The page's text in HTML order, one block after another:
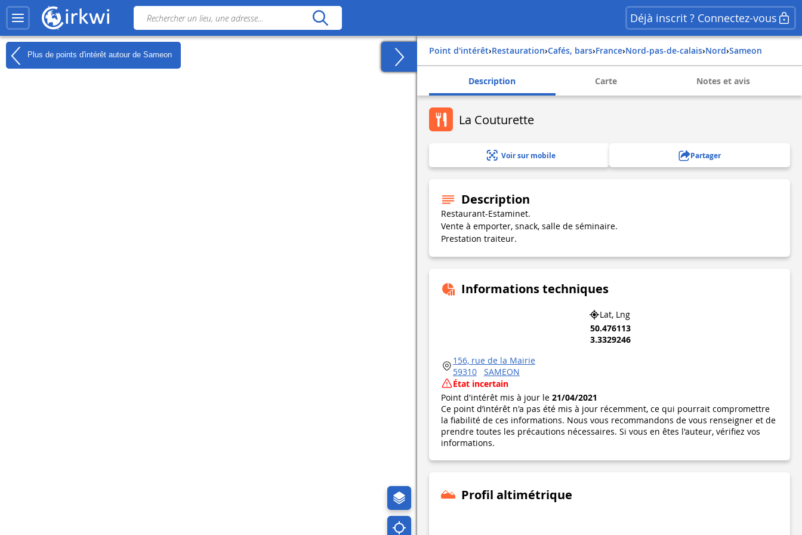
Déjà inscrit ? Connectez-vous
Plus de points d'intérêt autour de Sameon Point d'intérêt› Restauration› Cafés, bars› france› nord-pas-de-calais› nord› sameon
Description Carte Notes et avis
La Couturette
Voir sur mobile Partager
Description
Restaurant-Estaminet.
Vente à emporter, snack, salle de séminaire.
Prestation traiteur.
Informations techniques
Lat, Lng
50.476113
3.3329246
156, rue de la Mairie
59310
SAMEON
État incertain
Point d'intérêt mis à jour le 21/04/2021
Ce point d’intérêt n'a pas été mis à jour récemment, ce qui pourrait compromettre
la fiabilité de ces informations. Nous vous recommandons de vous renseigner et de
prendre toutes les précautions nécessaires. Si vous en êtes l'auteur, vérifiez vos
informations.
Profil altimétrique